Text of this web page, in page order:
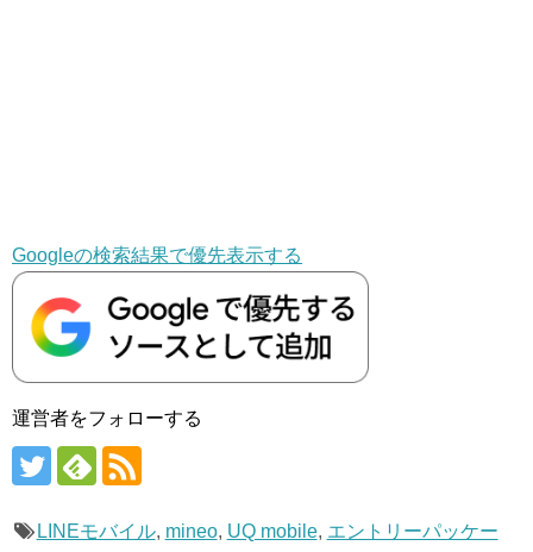
Googleの検索結果で優先表示する
運営者をフォローする
LINEモバイル, mineo, UQ mobile, エントリーパッケー